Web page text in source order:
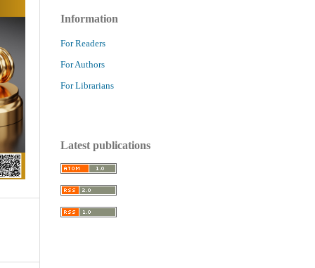
Information
For Readers
For Authors
For Librarians
Latest publications